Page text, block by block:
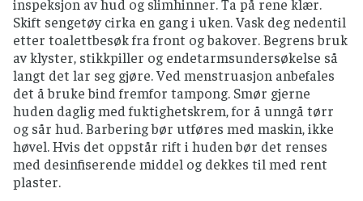
Norske egg anses som trygt, bør brukes innen
«best før»-dato.
Importerte egg og mat laget av slike egg må
varmebehandles (hardkokt eller
gjennomstekt) eller være pasteurisert.
FISK OG SJØMAT
Rakfisk må unngås helt.
inspeksjon av hud og slimhinner. Ta på rene klær.
Skift sengetøy cirka en gang i uken. Vask deg nedentil
etter toalettbesøk fra front og bakover. Begrens bruk
av klyster, stikkpiller og endetarmsundersøkelse så
langt det lar seg gjøre. Ved menstruasjon anbefales
det å bruke bind fremfor tampong. Smør gjerne
huden daglig med fuktighetskrem, for å unngå tørr
og sår hud. Barbering bør utføres med maskin, ikke
høvel. Hvis det oppstår rift i huden bør det renses
med desinfiserende middel og dekkes til med rent
plaster.